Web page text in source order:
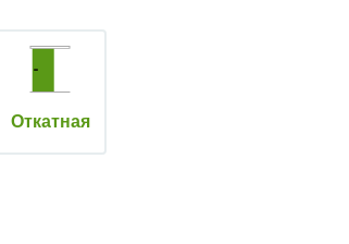
Откатная